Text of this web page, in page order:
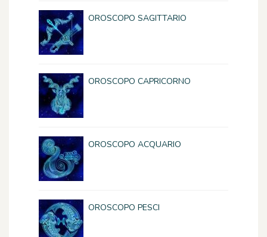
OROSCOPO SAGITTARIO
OROSCOPO CAPRICORNO
OROSCOPO ACQUARIO
OROSCOPO PESCI